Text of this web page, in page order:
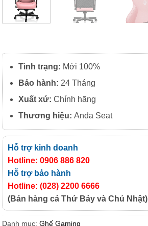
Tình trạng: Mới 100%
Bảo hành: 24 Tháng
Xuất xứ: Chính hãng
Thương hiệu: Anda Seat
Hỗ trợ kinh doanh
Hotline: 0906 886 820
Hỗ trợ bảo hành
Hotline: (028) 2200 6666
(Bán hàng cả Thứ Bảy và Chủ Nhật)
Danh mục: Ghế Gaming